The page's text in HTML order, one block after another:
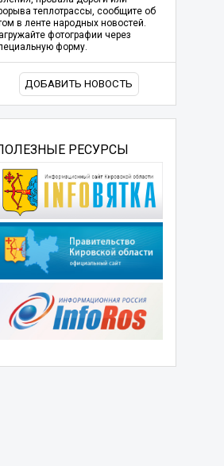
теплотрассы, сообщите об
в ленте народных новостей.
фотографии через
форму.
ДОБАВИТЬ НОВОСТЬ
РЕСУРСЫ